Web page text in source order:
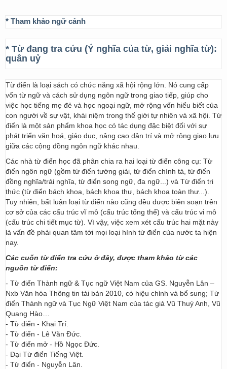
* Tham khảo ngữ cảnh
* Từ đang tra cứu (Ý nghĩa của từ, giải nghĩa từ):
quân uỷ
Từ điển là loại sách có chức năng xã hội rộng lớn. Nó cung cấp
vốn từ ngữ và cách sử dụng ngôn ngữ trong giao tiếp, giúp cho
việc học tiếng mẹ đẻ và học ngoại ngữ, mở rộng vốn hiểu biết của
con người về sự vật, khái niệm trong thế giới tự nhiên và xã hội. Từ
điển là một sản phẩm khoa học có tác dụng đặc biệt đối với sự
phát triển văn hoá, giáo dục, nâng cao dân trí và mở rộng giao lưu
giữa các cộng đồng ngôn ngữ khác nhau.
Các nhà từ điển học đã phân chia ra hai loại từ điển công cụ: Từ
điển ngôn ngữ (gồm từ điển tường giải, từ điển chính tả, từ điển
đồng nghĩa/trái nghĩa, từ điển song ngữ, đa ngữ...) và Từ điển tri
thức (từ điển bách khoa, bách khoa thư, bách khoa toàn thư...).
Tuy nhiên, bất luận loại từ điển nào cũng đều được biên soạn trên
cơ sở của các cấu trúc vĩ mô (cấu trúc tổng thể) và cấu trúc vi mô
(cấu trúc chi tiết mục từ). Vì vậy, việc xem xét cấu trúc hai mặt này
là vấn đề phải quan tâm tới mọi loại hình từ điển của nước ta hiện
nay.
Các cuốn từ điển tra cứu ở đây, được tham khảo từ các
nguồn từ điển:
- Từ điển Thành ngữ & Tục ngữ Việt Nam của GS. Nguyễn Lân –
Nxb Văn hóa Thông tin tái bản 2010, có hiệu chỉnh và bổ sung; Từ
điển Thành ngữ và Tục Ngữ Việt Nam của tác giả Vũ Thuý Anh, Vũ
Quang Hào…
- Từ điển - Khai Trí.
- Từ điển - Lê Văn Đức.
- Từ điển mở - Hồ Ngọc Đức.
- Đại Từ điển Tiếng Việt.
- Từ điển - Nguyễn Lân.